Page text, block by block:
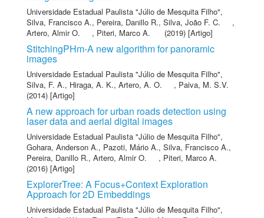
Universidade Estadual Paulista "Júlio de Mesquita Filho",
Silva, Francisco A., Pereira, Danillo R., Silva, João F. C.
,
Artero, Almir O.
, Piteri, Marco A. (2019) [Artigo]
StitchingPHm-A new algorithm for panoramic
images
Universidade Estadual Paulista "Júlio de Mesquita Filho",
Silva, F. A., Hiraga, A. K., Artero, A. O. , Paiva, M. S.V.
(2014) [Artigo]
A new approach for urban roads detection using
laser data and aerial digital images
Universidade Estadual Paulista "Júlio de Mesquita Filho",
Gohara, Anderson A., Pazoti, Mário A., Silva, Francisco A.,
Pereira, Danillo R., Artero, Almir O. , Piteri, Marco A.
(2016) [Artigo]
ExplorerTree: A Focus+Context Exploration
Approach for 2D Embeddings
Universidade Estadual Paulista "Júlio de Mesquita Filho",